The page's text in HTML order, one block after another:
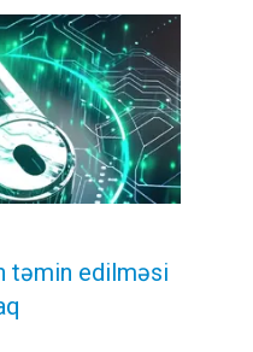
təmin edilməsi